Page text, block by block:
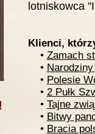
lotniskowca
Klienci,
• Zamach
•
• Polesie
• 2 Pułk
• Tajne
• Bitwy
• Bracia